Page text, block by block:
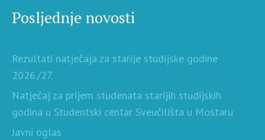
Posljednje novosti
Rezultati natječaja za starije studijske godine
2026./27.
Natječaj za prijem studenata starijih studijskih
godina u Studentski centar Sveučilišta u Mostaru
Javni oglas